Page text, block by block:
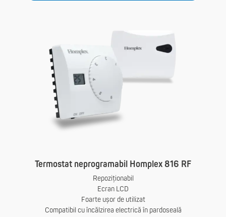
Termostat neprogramabil Homplex 816 RF
Repoziționabil
Ecran LCD
Foarte ușor de utilizat
Compatibil cu încălzirea electrică în pardoseală